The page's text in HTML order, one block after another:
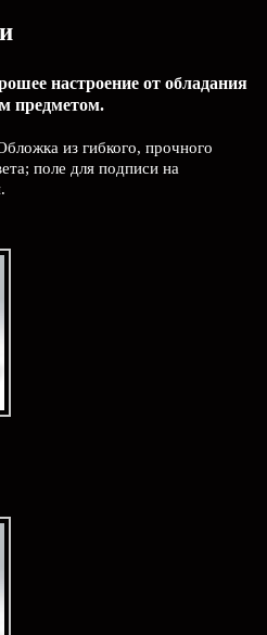
настроение от обладания
предметом.
из гибкого, прочного
поле для подписи на